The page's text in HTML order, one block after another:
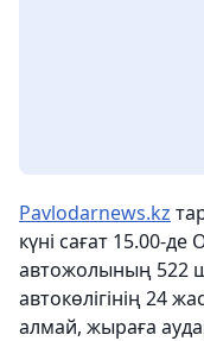
Рavlodarnews.kz
күні сағат 15.00-
автожолының 522
автокөлігінің 24
алмай, жыраға